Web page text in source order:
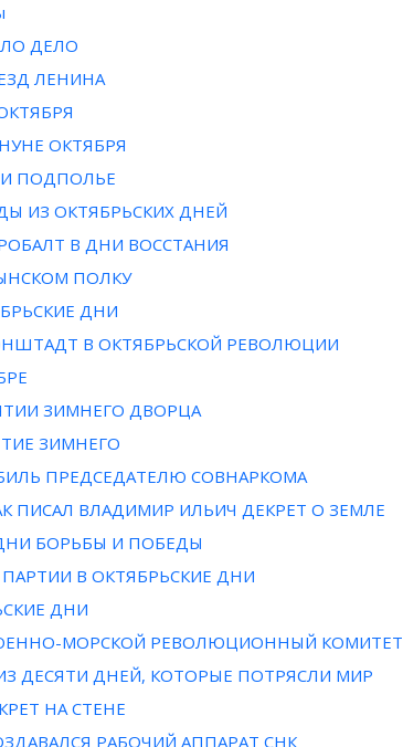
ДЕЛО
ЛЕНИНА
ОКТЯБРЯ
ПОДПОЛЬЕ
ИЗ ОКТЯБРЬСКИХ ДНЕЙ
В ДНИ ВОССТАНИЯ
ПОЛКУ
ДНИ
В ОКТЯБРЬСКОЙ РЕВОЛЮЦИИ
ЗИМНЕГО ДВОРЦА
ЗИМНЕГО
ПРЕДСЕДАТЕЛЮ СОВНАРКОМА
ПИСАЛ ВЛАДИМИР ИЛЬИЧ ДЕКРЕТ О ЗЕМЛЕ
ДНИ БОРЬБЫ И ПОБЕДЫ
ПАРТИИ В ОКТЯБРЬСКИЕ ДНИ
ДНИ
МОРСКОЙ РЕВОЛЮЦИОННЫЙ КОМИТЕТ
ДЕСЯТИ ДНЕЙ, КОТОРЫЕ ПОТРЯСЛИ МИР
НА СТЕНЕ
РАБОЧИЙ АППАРАТ СНК